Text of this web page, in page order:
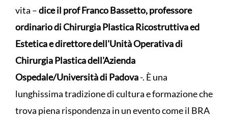
vita –dice il prof Franco Bassetto, professore
ordinario di Chirurgia Plastica Ricostruttiva ed
Estetica e direttore dell'Unità Operativa di
Chirurgia Plastica dell'Azienda
Ospedale/Università di Padova-. È una
lunghissima tradizione di cultura e formazione che
trova piena rispondenza in un evento come il BRA